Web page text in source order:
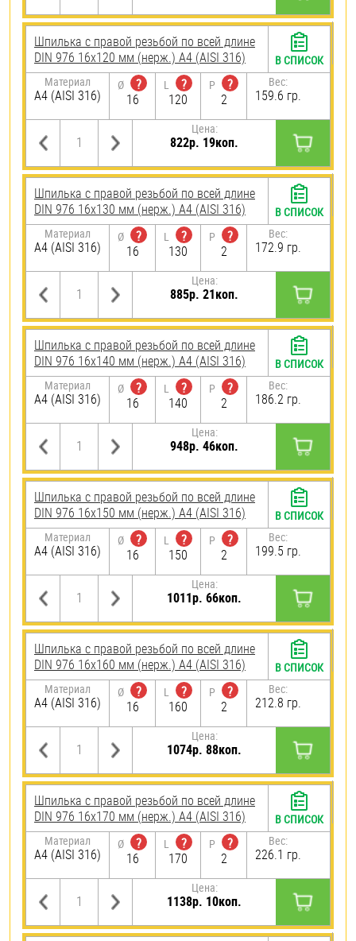
Шпилька с правой резьбой по всей длине
DIN 976 16х120 мм (нерж.) A4 (AISI 316)
Материал
A4 (AISI 316)
Ø
?
16
L
?
120
P
?
2
Вес:
159.6 гр.
Цена:
822р. 19коп.
В СПИСОК
Шпилька с правой резьбой по всей длине
DIN 976 16х130 мм (нерж.) A4 (AISI 316)
Материал
A4 (AISI 316)
Ø
?
16
L
?
130
P
?
2
Вес:
172.9 гр.
Цена:
885р. 21коп.
В СПИСОК
Шпилька с правой резьбой по всей длине
DIN 976 16х140 мм (нерж.) A4 (AISI 316)
Материал
A4 (AISI 316)
Ø
?
16
L
?
140
P
?
2
Вес:
186.2 гр.
Цена:
948р. 46коп.
В СПИСОК
Шпилька с правой резьбой по всей длине
DIN 976 16х150 мм (нерж.) A4 (AISI 316)
Материал
A4 (AISI 316)
Ø
?
16
L
?
150
P
?
2
Вес:
199.5 гр.
Цена:
1011р. 66коп.
В СПИСОК
Шпилька с правой резьбой по всей длине
DIN 976 16х160 мм (нерж.) A4 (AISI 316)
Материал
A4 (AISI 316)
Ø
?
16
L
?
160
P
?
2
Вес:
212.8 гр.
Цена:
1074р. 88коп.
В СПИСОК
Шпилька с правой резьбой по всей длине
DIN 976 16х170 мм (нерж.) A4 (AISI 316)
Материал
A4 (AISI 316)
Ø
?
16
L
?
170
P
?
2
Вес:
226.1 гр.
Цена:
1138р. 10коп.
В СПИСОК